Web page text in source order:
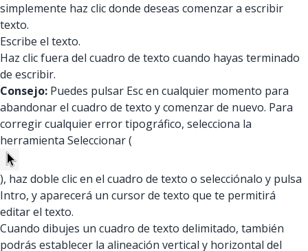
simplemente haz clic donde deseas comenzar a escribir
texto.
Escribe el texto.
Haz clic fuera del cuadro de texto cuando hayas terminado
de escribir.
Consejo: Puedes pulsar Esc en cualquier momento para
abandonar el cuadro de texto y comenzar de nuevo. Para
corregir cualquier error tipográfico, selecciona la
herramienta Seleccionar (
), haz doble clic en el cuadro de texto o selecciónalo y pulsa
Intro, y aparecerá un cursor de texto que te permitirá
editar el texto.
Cuando dibujes un cuadro de texto delimitado, también
podrás establecer la alineación vertical y horizontal del